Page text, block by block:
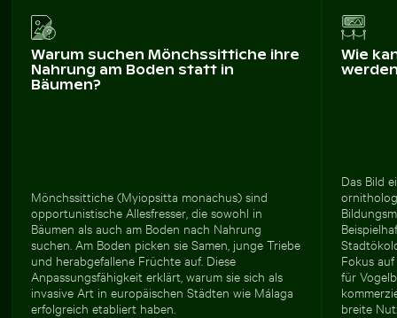
Warum suchen Mönchssittiche ihre
Nahrung am Boden statt in
Bäumen?
Mönchssittiche (Myiopsitta monachus) sind
opportunistische Allesfresser, die sowohl in
Bäumen als auch am Boden nach Nahrung
suchen. Am Boden picken sie Samen, junge Triebe
und herabgefallene Früchte auf. Diese
Anpassungsfähigkeit erklärt, warum sie sich als
invasive Art in europäischen Städten wie Málaga
erfolgreich etabliert haben.
Wie
Das Bild
Fokus
für
breite